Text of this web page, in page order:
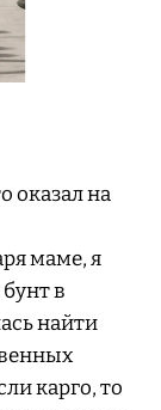
оказал на
маме, я
в
найти
карго, то